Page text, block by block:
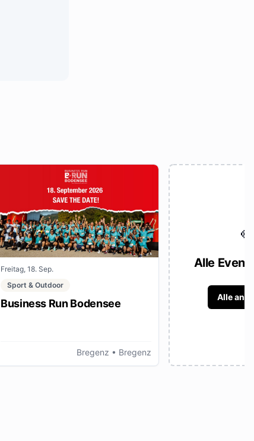
Freitag, 18. Sep.
Sport & Outdoor
Business Run Bodensee
Bregenz • Bregenz
Alle
Alle